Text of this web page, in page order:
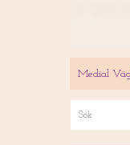
Medial